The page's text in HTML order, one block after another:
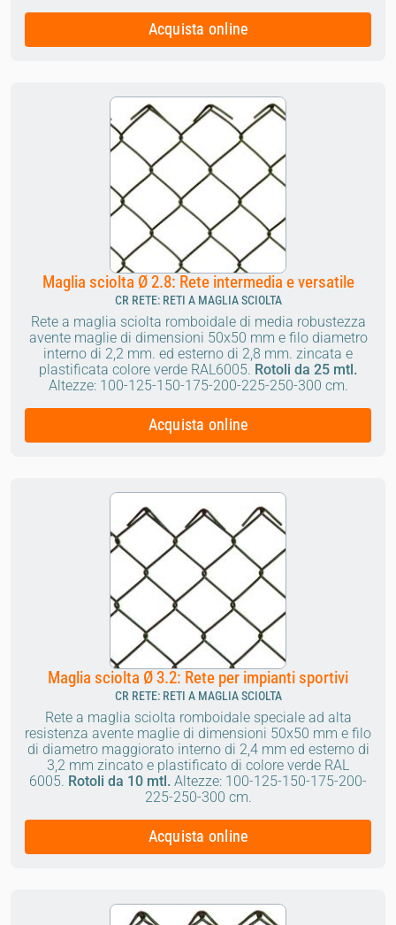
Acquista online
Maglia sciolta Ø 2.8: Rete intermedia e versatile
CR RETE: RETI A MAGLIA SCIOLTA
Rete a maglia sciolta romboidale di media robustezza
avente maglie di dimensioni 50x50 mm e filo diametro
interno di 2,2 mm. ed esterno di 2,8 mm. zincata e
plastificata colore verde RAL6005. Rotoli da 25 mtl.
Altezze: 100-125-150-175-200-225-250-300 cm.
Acquista online
Maglia sciolta Ø 3.2: Rete per impianti sportivi
CR RETE: RETI A MAGLIA SCIOLTA
Rete a maglia sciolta romboidale speciale ad alta
resistenza avente maglie di dimensioni 50x50 mm e filo
di diametro maggiorato interno di 2,4 mm ed esterno di
3,2 mm zincato e plastificato di colore verde RAL
6005. Rotoli da 10 mtl. Altezze: 100-125-150-175-200-
225-250-300 cm.
Acquista online